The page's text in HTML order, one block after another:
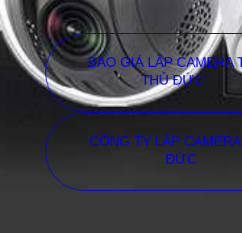
BÁO GIÁ LẮP CAMERA
THỦ ĐỨC
CÔNG TY LẮP
ĐỨC